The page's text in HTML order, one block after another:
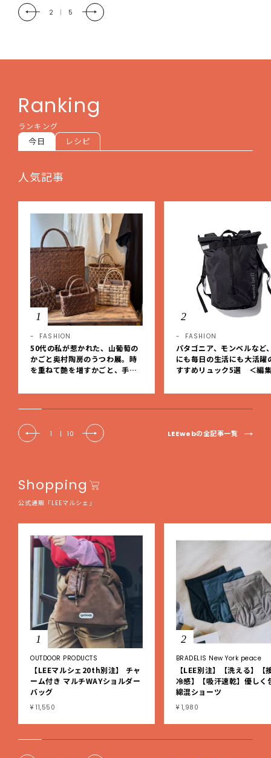
2 | 5
Ranking
ランキング
今日 レシピ
人気記事
1
FASHION
50代の私が惹かれた、山葡萄の
かごと奥村陶房のうつわ展。時
を重ねて艶を増すかごと、手仕
EE DAYS club tanpopo】
2
FASHION
パタゴニア、モンベルなど
にも毎日の生活にも大活躍
すすめリュック5選 ＜編
1 | 10 LEEwebの全記事一覧
Shopping
公式通販「LEEマルシェ」
1
OUTDOOR PRODUCTS
【LEEマルシェ20th別注】 チャ
ーム付き マルチWAYショルダー
バッグ
¥ 11,550
2
BRADELIS New York peace
【LEE別注】【洗える】【
冷感】【吸汗速乾】優しく
綿混ショーツ
¥ 1,980